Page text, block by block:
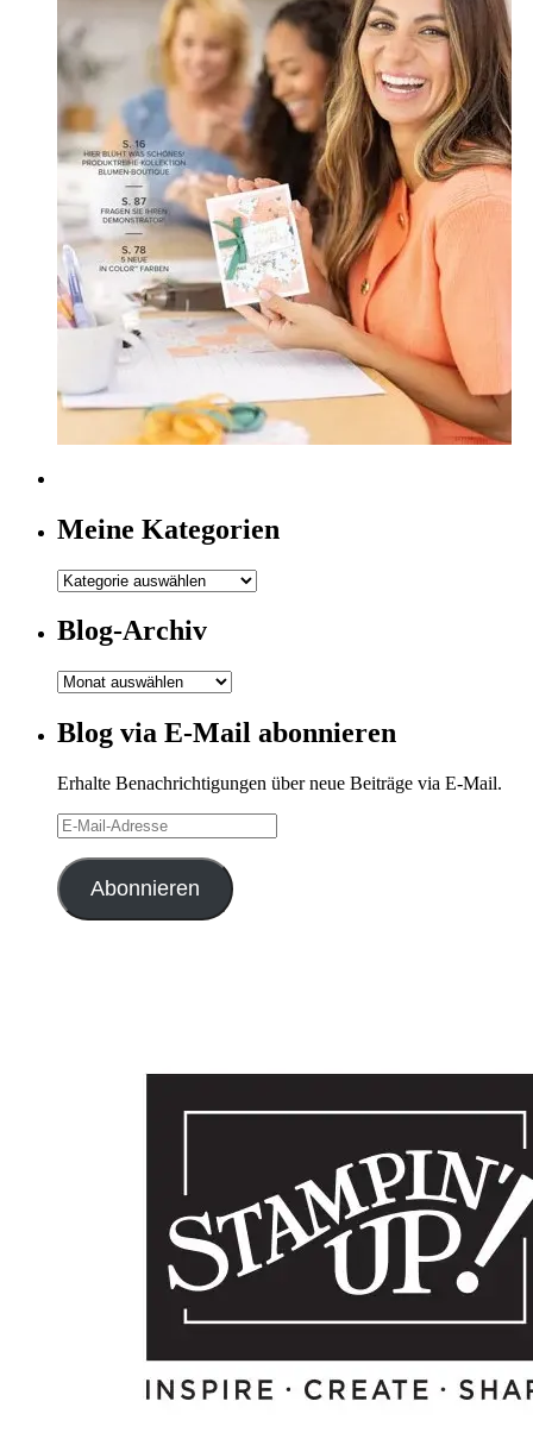
Meine Kategorien
Meine
Blog-Archiv
Blog-
Blog via E-Mail abonnieren
Erhalte Benachrichtigungen über neue Beiträge via E-Mail.
E-
Mail-
Adresse
Abonnieren